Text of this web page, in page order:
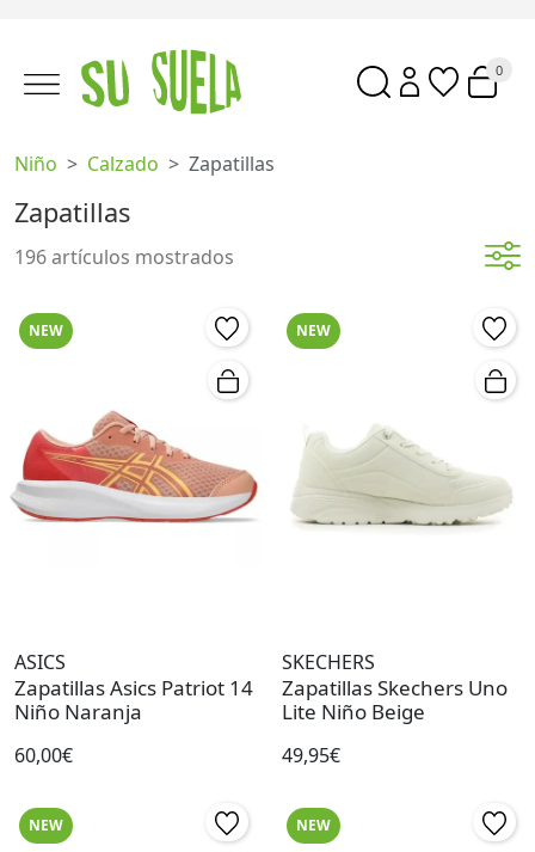
0
Niño Calzado Zapatillas
Zapatillas
196 artículos mostrados
NEW
ASICS
Zapatillas Asics Patriot 14
Niño Naranja
60,00€
NEW
SKECHERS
Zapatillas Skechers Uno
Lite Niño Beige
49,95€
NEW NEW